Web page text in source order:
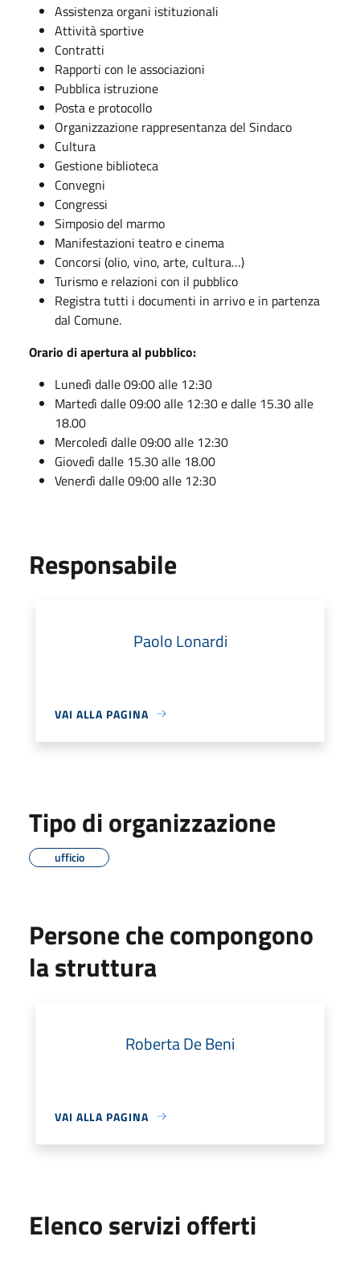
Assistenza organi istituzionali
Attività sportive
Contratti
Rapporti con le associazioni
Pubblica istruzione
Posta e protocollo
Organizzazione rappresentanza del Sindaco
Cultura
Gestione biblioteca
Convegni
Congressi
Simposio del marmo
Manifestazioni teatro e cinema
Concorsi (olio, vino, arte, cultura…)
Turismo e relazioni con il pubblico
Registra tutti i documenti in arrivo e in partenza
dal Comune.
Orario di apertura al pubblico:
Lunedì dalle 09:00 alle 12:30
Martedì dalle 09:00 alle 12:30 e dalle 15.30 alle
18.00
Mercoledì dalle 09:00 alle 12:30
Giovedì dalle 15.30 alle 18.00
Venerdì dalle 09:00 alle 12:30
Responsabile
Paolo Lonardi
VAI ALLA PAGINA
Tipo di organizzazione
ufficio
Persone che compongono
la struttura
Roberta De Beni
VAI ALLA PAGINA
Elenco servizi offerti